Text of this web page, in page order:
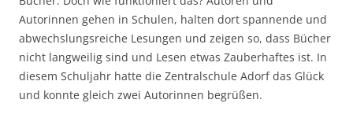
Autorinnen gehen in Schulen, halten dort spannende und
abwechslungsreiche Lesungen und zeigen so, dass Bücher
nicht langweilig sind und Lesen etwas Zauberhaftes ist. In
diesem Schuljahr hatte die Zentralschule Adorf das Glück
und konnte gleich zwei Autorinnen begrüßen.